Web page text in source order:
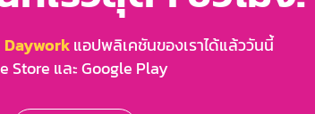
Dayworkแอปพลิเคชันของเราได้แล้ววันนี้
Store และ Google Play